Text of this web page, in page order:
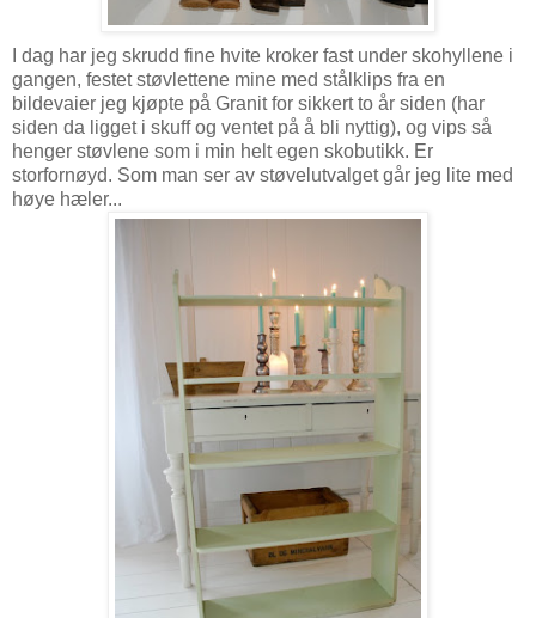
I dag har jeg skrudd fine hvite kroker fast under skohyllene i
gangen, festet støvlettene mine med stålklips fra en
bildevaier jeg kjøpte på Granit for sikkert to år siden (har
siden da ligget i skuff og ventet på å bli nyttig), og vips så
henger støvlene som i min helt egen skobutikk. Er
storfornøyd. Som man ser av støvelutvalget går jeg lite med
høye hæler...